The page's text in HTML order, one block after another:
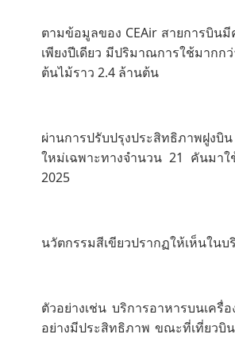
ตามข้อมูลของ CEAir สายการบินมี
เพียงปีเดียว มีปริมาณการใช้มาก
ต้นไม้ราว 2.4 ล้านต้น
ผ่านการปรับปรุงประสิทธิภาพฝูงบิ
ใหม่เฉพาะทางจำนวน 21 คันมา
2025
นวัตกรรมสีเขียวปรากฏให้เห็นใน
ตัวอย่างเช่น บริการอาหารบนเค
อย่างมีประสิทธิภาพ ขณะที่เที่ยวบิ